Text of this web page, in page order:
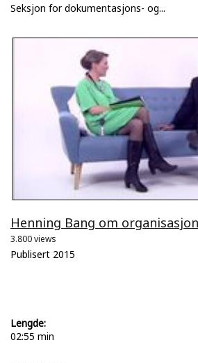
Seksjon for dokumentasjons- og...
Henning Bang om
3.800 views
Publisert 2015
Lengde:
02:55 min